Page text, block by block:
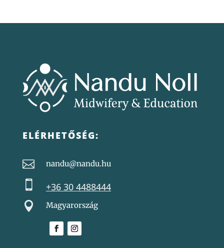
ELÉRHETŐSÉG:
 nandu@nandu.hu
 +36 30 4488444
 Magyarország